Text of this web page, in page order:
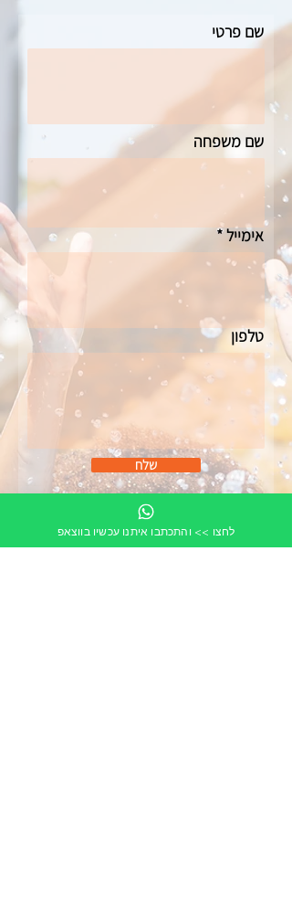
שם פרטי
שם משפחה
אימייל
טלפון
שלח
לחצו >> והתכתבו איתנו עכשיו בווצאפ